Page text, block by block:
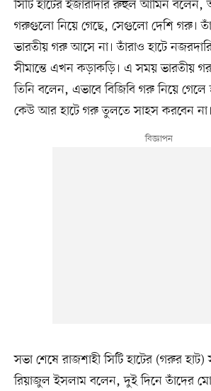
সিটি হাটের ইজারাদার রুহুল আমিন বলেন,
গরুগুলো নিয়ে গেছে, সেগুলো দেশি গরু।
ভারতীয় গরু আসে না। তাঁরাও হাটে
সীমান্তে এখন কড়াকড়ি। এ সময় ভারতীয়
তিনি বলেন, এভাবে বিজিবি গরু নিয়ে গেলে
কেউ আর হাটে গরু তুলতে সাহস করবেন না।
সভা শেষে রাজশাহী সিটি হাটের (গরুর হাট)
রিয়াজুল ইসলাম বলেন, দুই দিনে তাঁদের